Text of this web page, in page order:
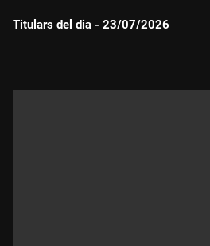
Titulars del dia - 23/07/2026